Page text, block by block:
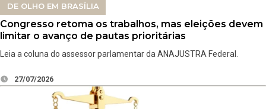
DE OLHO EM BRASÍLIA
Congresso retoma os trabalhos, mas eleições devem
limitar o avanço de pautas prioritárias
Leia a coluna do assessor parlamentar da ANAJUSTRA Federal.
27/07/2026